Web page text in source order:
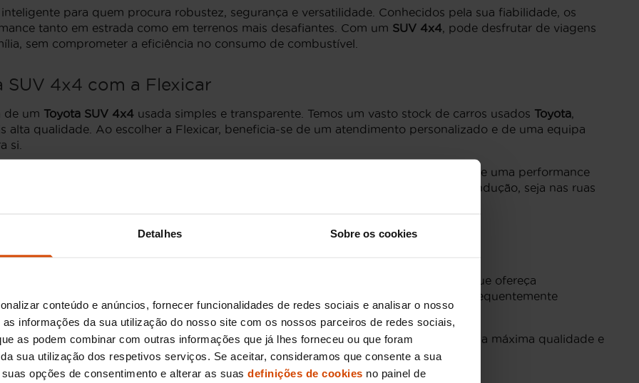
Detalhes Sobre os cookies
conteúdo e anúncios, fornecer funcionalidades de redes sociais e analisar o nosso
as informações da sua utilização do nosso site com os nossos parceiros de redes sociais,
as podem combinar com outras informações que já lhes forneceu ou que foram
sua utilização dos respetivos serviços. Se aceitar, consideramos que consente a sua
opções de consentimento e alterar as suas definições de cookies no painel de
para quem procura robustez, segurança e versatilidade. Conhecidos pela sua fiabilidade, os
tanto em estrada como em terrenos mais desafiantes. Com um SUV 4x4, pode desfrutar de viagens
sem comprometer a eficiência no consumo de combustível.
4x4 com a Flexicar
de um Toyota SUV 4x4 usada simples e transparente. Temos um vasto stock de carros usados Toyota,
alta qualidade. Ao escolher a Flexicar, beneficia-se de um atendimento personalizado e de uma equipa
si.
e tecnologia avançada, mas também uma excelente capacidade de reboque e uma performance
que cada
está preparado para proporcionar a melhor experiência de condução, seja nas ruas
SUV 4x4
e fiabilidade, características fundamentais para quem procura um veículo que ofereça
Exemplos como o Toyota RAV4, o Toyota Land Cruiser e o Toyota C-HR são frequentemente
consistente e conforto em todas as vias.
Toyota SUV 4x4 usados, todos cuidadosamente inspecionados para garantir a máxima qualidade e
e confiável para os nossos clientes.